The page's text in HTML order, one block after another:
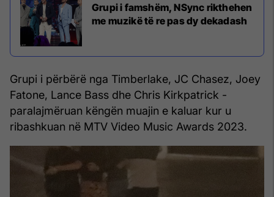
Grupi i famshëm, NSync rikthehen
me muzikë të re pas dy dekadash
Grupi i përbërë nga Timberlake, JC Chasez, Joey
Fatone, Lance Bass dhe Chris Kirkpatrick -
paralajmëruan këngën muajin e kaluar kur u
ribashkuan në MTV Video Music Awards 2023.